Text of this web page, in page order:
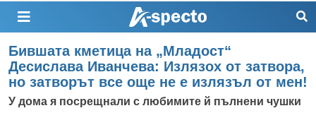
Бившата кметица на „Младост“
Десислава Иванчева: Излязох от затвора,
но затворът все още не е излязъл от мен!
У дома я посрещнали с любимите й пълнени чушки